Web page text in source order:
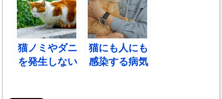
猫ノミやダニ
を発生しない
猫にも人にも
感染する病気